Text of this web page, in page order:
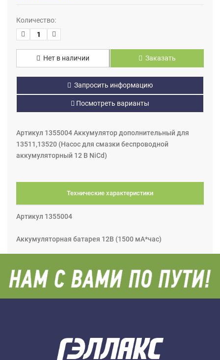
Количество:
Нет в наличии Заказать
Запросить информацию
Посмотреть варианты
Артикул 1355004 Аккумулятор дополнительный для
13511,13520 (Насос для смазки беспроводной
аккумуляторный 12 В NiCd)
Технические характеристики
Артикул 1355004
Аккумуляторная батарея 12В (1500 мА*час)